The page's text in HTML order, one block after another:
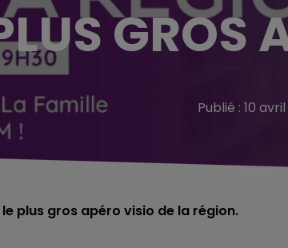
GROS
Publié : 10
plus gros apéro visio de la région.